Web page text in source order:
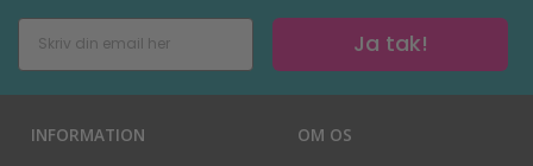
Ja tak!
INFORMATION OM OS